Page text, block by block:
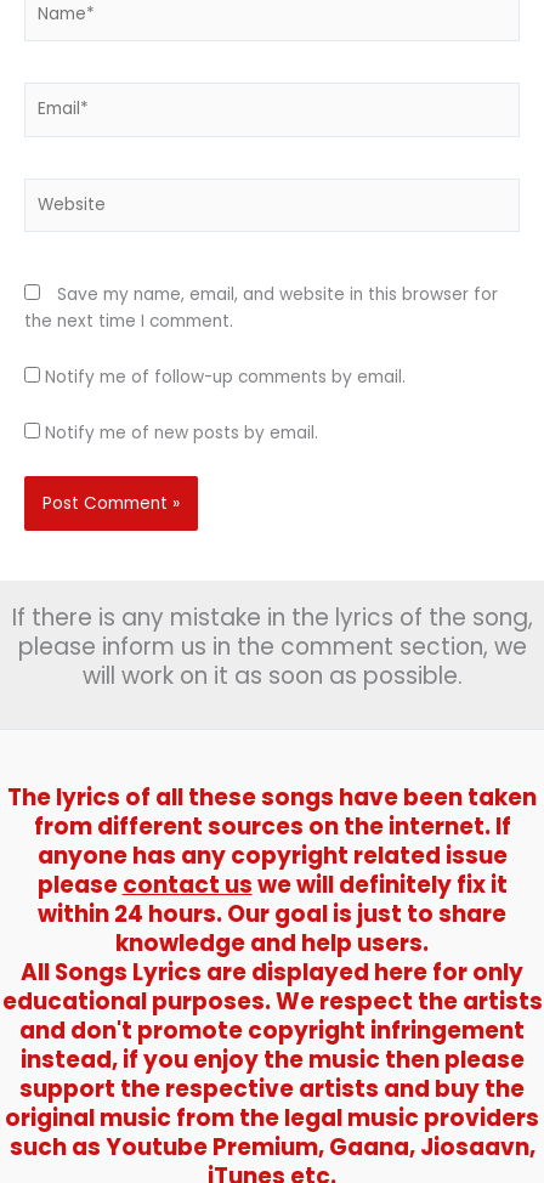
Save my name, email, and website in this browser for
the next time I comment.
Notify me of follow-up comments by email.
Notify me of new posts by email.
If there is any mistake in the lyrics of the song,
please inform us in the comment section, we
will work on it as soon as possible.
The lyrics of all these songs have been taken
from different sources on the internet. If
anyone has any copyright related issue
pleasecontact uswe will definitely fix it
within 24 hours. Our goal is just to share
knowledge and help users.
All Songs Lyrics are displayed here for only
educational purposes. We respect the artists
and don't promote copyright infringement
instead, if you enjoy the music then please
support the respective artists and buy the
original music from the legal music providers
such as Youtube Premium, Gaana, Jiosaavn,
iTunes etc.